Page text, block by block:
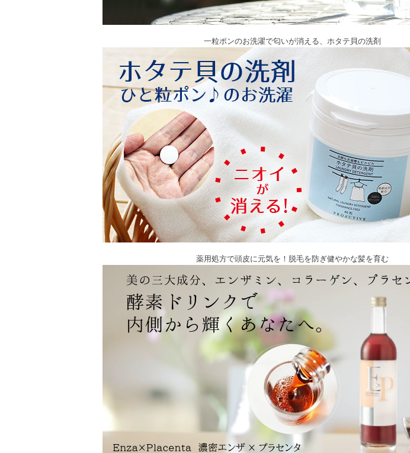
一粒ポンのお洗濯で匂いが消える、ホタテ貝の洗剤
薬用処方で頭皮に元気を！脱毛を防ぎ健やかな髪を育む